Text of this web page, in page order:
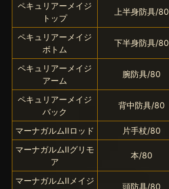
ペキュリアーメイジ
トップ
上半身防具/80
ペキュリアーメイジ
ボトム
下半身防具/80
ペキュリアーメイジ
アーム
腕防具/80
ペキュリアーメイジ
バック
背中防具/80
マーナガルムIIロッド
片手杖/80
マーナガルムIIグリモ
ア
本/80
マーナガルムIIメイジ
頭防具/80